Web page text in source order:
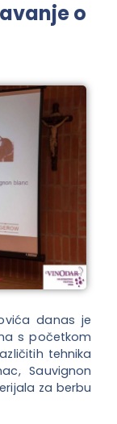
o
danas je
s početkom
tehnika
Sauvignon
za berbu